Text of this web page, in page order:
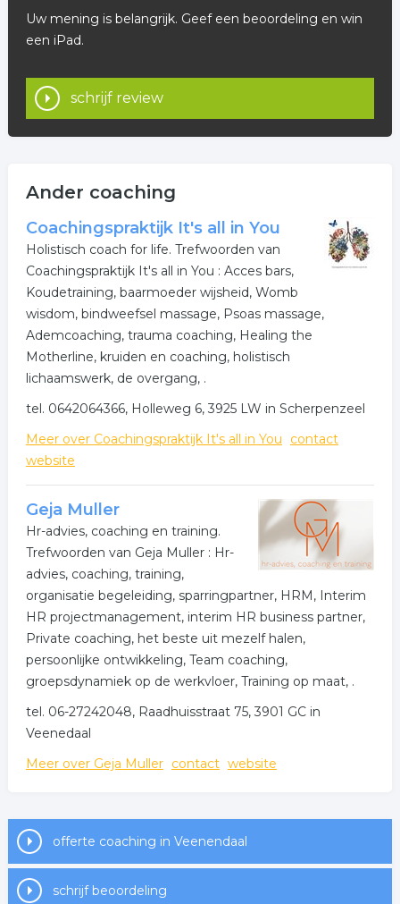
Uw mening is belangrijk. Geef een beoordeling en win
een iPad.
schrijf review
Ander coaching
Coachingspraktijk It's all in You
Holistisch coach for life. Trefwoorden van
Coachingspraktijk It's all in You : Acces bars,
Koudetraining, baarmoeder wijsheid, Womb
wisdom, bindweefsel massage, Psoas massage,
Ademcoaching, trauma coaching, Healing the
Motherline, kruiden en coaching, holistisch
lichaamswerk, de overgang, .
tel. 0642064366, Holleweg 6, 3925 LW in Scherpenzeel
Meer over Coachingspraktijk It's all in You
contact
website
Geja Muller
Hr-advies, coaching en training.
Trefwoorden van Geja Muller : Hr-
advies, coaching, training,
organisatie begeleiding, sparringpartner, HRM, Interim
HR projectmanagement, interim HR business partner,
Private coaching, het beste uit mezelf halen,
persoonlijke ontwikkeling, Team coaching,
groepsdynamiek op de werkvloer, Training op maat, .
tel. 06-27242048, Raadhuisstraat 75, 3901 GC in
Veenedaal
Meer over Geja Muller contact website
offerte coaching in Veenendaal
schrijf beoordeling